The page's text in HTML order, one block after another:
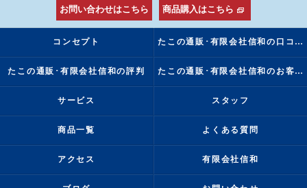
お問い合わせはこちら 商品購入はこちら
コンセプト たこの通販･有限会社信和の口コミ情報
たこの通販･有限会社信和の評判 たこの通販･有限会社信和のお客様の声
サービス スタッフ
商品一覧 よくある質問
アクセス 有限会社信和